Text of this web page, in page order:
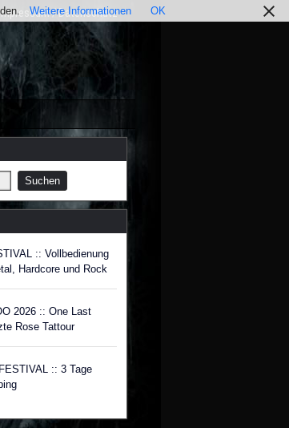
/ Datenschutz
:: Vollbedienung
Hardcore und Rock
2026 :: One Last
Rose Tattour
:: 3 Tage
Weitere Informationen OK